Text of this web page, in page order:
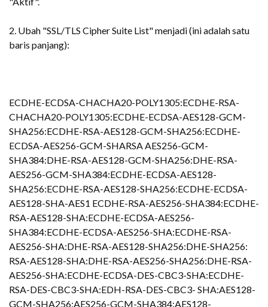
2. Ubah "SSL/TLS Cipher Suite List" menjadi (ini adalah satu
baris panjang):
ECDHE-ECDSA-CHACHA20-POLY1305:ECDHE-RSA-
CHACHA20-POLY1305:ECDHE-ECDSA-AES128-GCM-
SHA256:ECDHE-RSA-AES128-GCM-SHA256:ECDHE-
ECDSA-AES256-GCM-SHARSA AES256-GCM-
SHA384:DHE-RSA-AES128-GCM-SHA256:DHE-RSA-
AES256-GCM-SHA384:ECDHE-ECDSA-AES128-
SHA256:ECDHE-RSA-AES128-SHA256:ECDHE-ECDSA-
AES128-SHA-AES1 ECDHE-RSA-AES256-SHA384:ECDHE-
RSA-AES128-SHA:ECDHE-ECDSA-AES256-
SHA384:ECDHE-ECDSA-AES256-SHA:ECDHE-RSA-
AES256-SHA:DHE-RSA-AES128-SHA256:DHE-SHA256:
RSA-AES128-SHA:DHE-RSA-AES256-SHA256:DHE-RSA-
AES256-SHA:ECDHE-ECDSA-DES-CBC3-SHA:ECDHE-
RSA-DES-CBC3-SHA:EDH-RSA-DES-CBC3- SHA:AES128-
GCM-SHA256:AES256-GCM-SHA384:AES128-